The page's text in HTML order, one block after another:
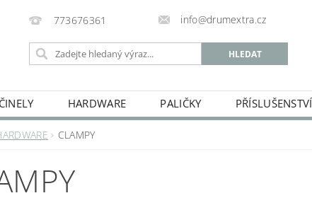
773676361 info@drumextra.cz
ČINELY HARDWARE PALIČKY PŘÍSLUŠENSTVÍ
CLAMPY